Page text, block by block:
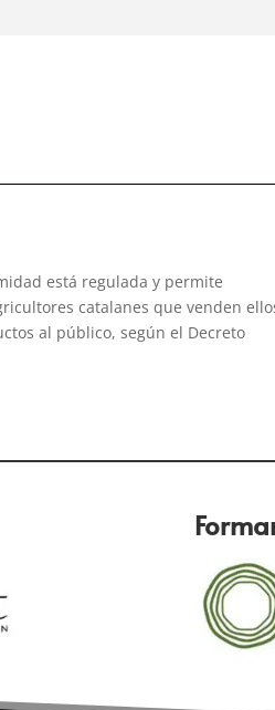
está regulada y permite
catalanes que venden
al público, según el Decreto